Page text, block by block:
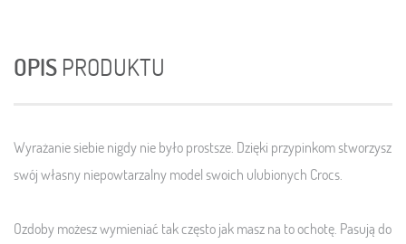
OPIS PRODUKTU
Wyrażanie siebie nigdy nie było prostsze. Dzięki przypinkom stworzysz
swój własny niepowtarzalny model swoich ulubionych Crocs.
Ozdoby możesz wymieniać tak często jak masz na to ochotę. Pasują do